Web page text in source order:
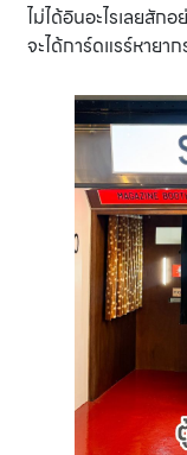
ไม่ได้อินอะไรเลยสัก
จะได้การ์ดแรร์หายา